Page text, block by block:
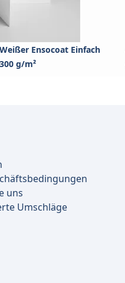
Ensocoat Einfach
g/m²
uns
Umschläge